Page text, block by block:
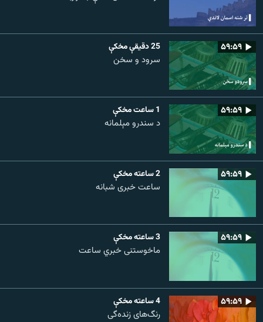
۵۹:۵۹ 25 دقيقې مخکې
سرود و سخن
۵۹:۵۹ 1 ساعت مخکې
د سندرو مېلمانه
۵۹:۵۹ 2 ساعته مخکې
ساعت خبری شبانه
۵۹:۵۹ 3 ساعته مخکې
ماخوستنی خبري ساعت
۵۹:۵۹ 4 ساعته مخکې
رنگ‌های زنده‌گی